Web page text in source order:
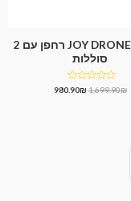
JOY DRONE SG901 רחפן עם 2
סוללות
דורג
1,699.90₪
980.90₪